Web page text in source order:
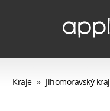
Kraje » Jihomoravský kraj